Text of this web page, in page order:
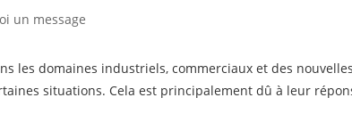
un message
les domaines industriels, commerciaux et des
situations. Cela est principalement dû à leur